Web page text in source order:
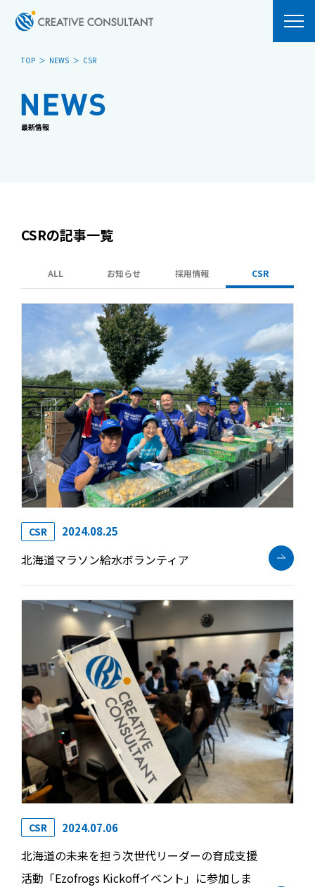
MESSAGE
PHILOSOPHY
NEWS
VISION
募集要項
CLUB ACTIVITIES
CSR
情報セキュリティ基本方針
TOP NEWS CSR
最新情報
CSRの記事一覧
ALL お知らせ 採用情報 CSR
CSR 2024.08.25
北海道マラソン給水ボランティア
CSR 2024.07.06
北海道の未来を担う次世代リーダーの育成支援
活動「Ezofrogs Kickoffイベント」に参加しま